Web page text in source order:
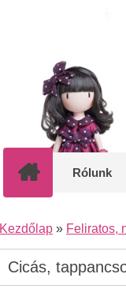
Rólunk
Kezdőlap » Feliratos,
Cicás,